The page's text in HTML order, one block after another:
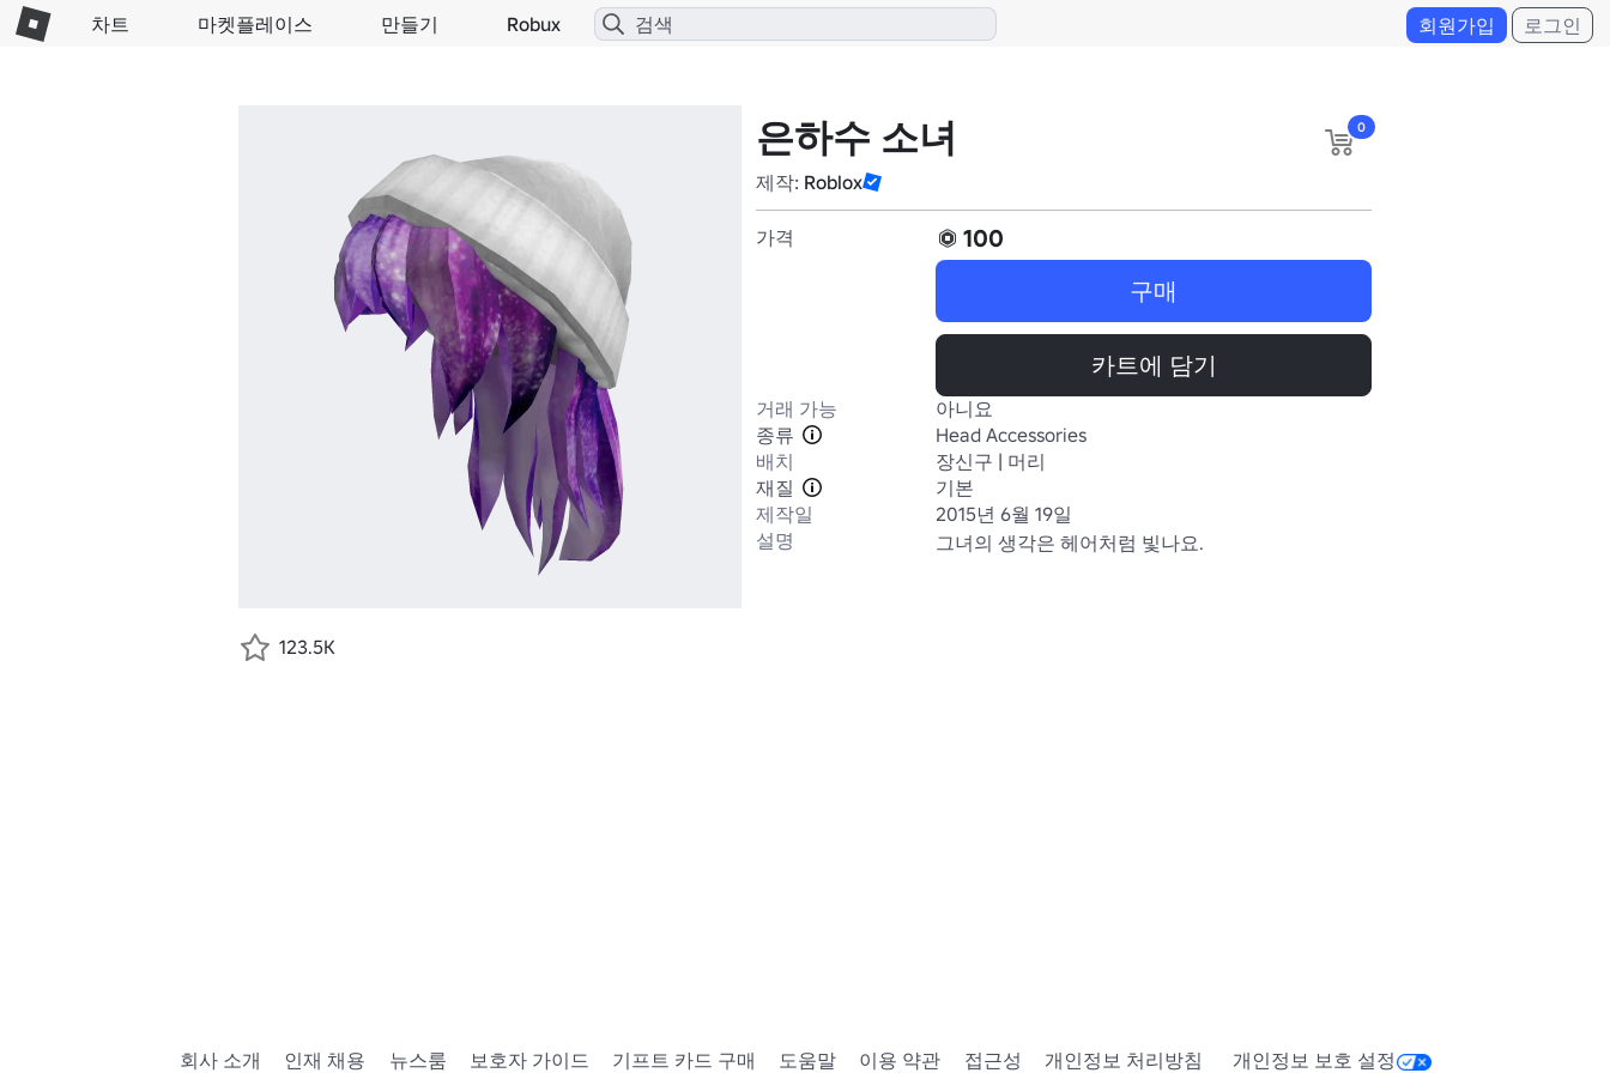
차트 마켓플레이스 만들기 Robux 회원가입 로그인
은하수 소녀
제작: Roblox
0
가격
100
구매
카트에 담기
거래 가능
아니요
종류
Head Accessories
배치
장신구 | 머리
재질
기본
제작일
2015년 6월 19일
설명
그녀의 생각은 헤어처럼 빛나요.
123.5K
회사 소개 인재 채용 뉴스룸 보호자 가이드 기프트 카드 구매 도움말 이용 약관 접근성 개인정보 처리방침 개인정보 보호 설정